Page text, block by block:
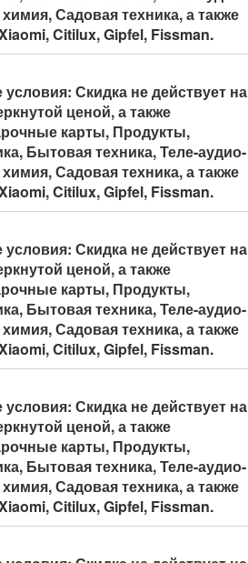
Садовая техника, а также
Citilux, Gipfel, Fissman.
Скидка не действует на
ценой, а также
карты, Продукты,
Бытовая техника, Теле-аудио-
Садовая техника, а также
Citilux, Gipfel, Fissman.
Скидка не действует на
ценой, а также
карты, Продукты,
Бытовая техника, Теле-аудио-
Садовая техника, а также
Citilux, Gipfel, Fissman.
Скидка не действует на
ценой, а также
карты, Продукты,
Бытовая техника, Теле-аудио-
Садовая техника, а также
Citilux, Gipfel, Fissman.